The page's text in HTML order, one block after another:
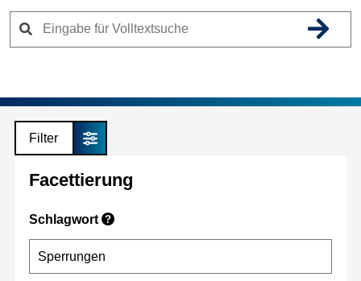
Filter
Facettierung
Schlagwort ?